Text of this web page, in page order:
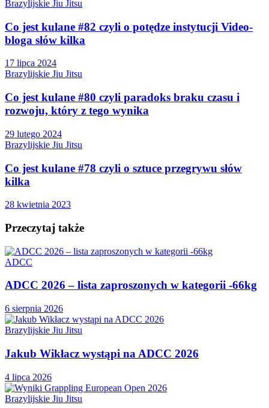
Brazylijskie Jiu Jitsu
Co jest kulane #82 czyli o potędze instytucji Video-
bloga słów kilka
17 lipca 2024
Brazylijskie Jiu Jitsu
Co jest kulane #80 czyli paradoks braku czasu i
rozwoju, który z tego wynika
29 lutego 2024
Brazylijskie Jiu Jitsu
Co jest kulane #78 czyli o sztuce przegrywu słów
kilka
28 kwietnia 2023
Przeczytaj także
ADCC
ADCC 2026 – lista zaproszonych w kategorii -66kg
6 sierpnia 2026
Brazylijskie Jiu Jitsu
Jakub Wikłacz wystąpi na ADCC 2026
4 lipca 2026
Brazylijskie Jiu Jitsu